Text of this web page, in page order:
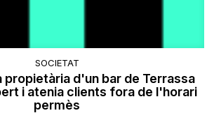
SOCIETAT
propietària d'un bar de Terrassa
i atenia clients fora de l'horari
permès